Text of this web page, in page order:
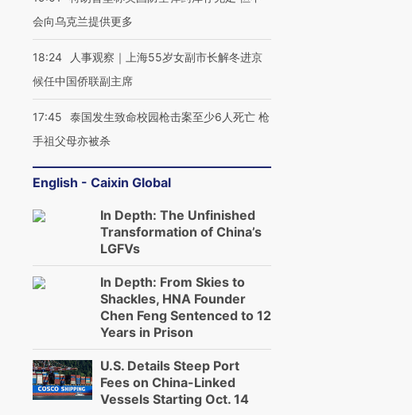
会向乌克兰提供更多
18:24
人事观察｜上海55岁女副市长解冬进京
候任中国侨联副主席
17:45
泰国发生致命校园枪击案至少6人死亡 枪
手祖父母亦被杀
English - Caixin Global
In Depth: The Unfinished
Transformation of China’s
LGFVs
In Depth: From Skies to
Shackles, HNA Founder
Chen Feng Sentenced to 12
Years in Prison
U.S. Details Steep Port
Fees on China-Linked
Vessels Starting Oct. 14